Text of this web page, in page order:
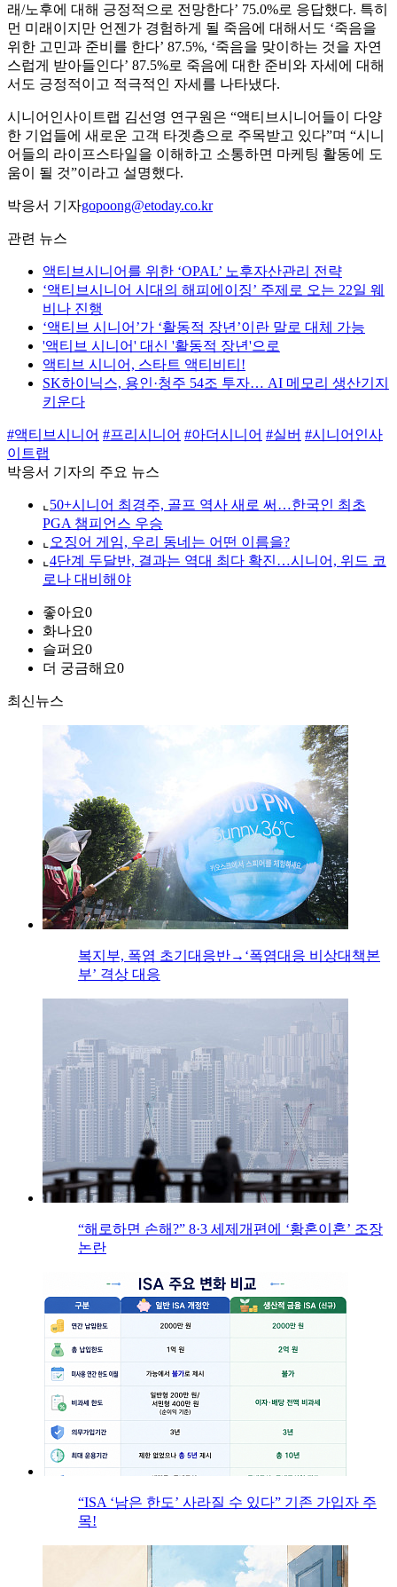
래/노후에 대해 긍정적으로 전망한다’ 75.0%로 응답했다. 특히
먼 미래이지만 언젠가 경험하게 될 죽음에 대해서도 ‘죽음을
위한 고민과 준비를 한다’ 87.5%, ‘죽음을 맞이하는 것을 자연
스럽게 받아들인다’ 87.5%로 죽음에 대한 준비와 자세에 대해
서도 긍정적이고 적극적인 자세를 나타냈다.
시니어인사이트랩 김선영 연구원은 “액티브시니어들이 다양
한 기업들에 새로운 고객 타겟층으로 주목받고 있다”며 “시니
어들의 라이프스타일을 이해하고 소통하면 마케팅 활동에 도
움이 될 것”이라고 설명했다.
박응서 기자gopoong@etoday.co.kr
관련 뉴스
액티브시니어를 위한 ‘OPAL’ 노후자산관리 전략
‘액티브시니어 시대의 해피에이징’ 주제로 오는 22일 웨
비나 진행
‘액티브 시니어’가 ‘활동적 장년’이란 말로 대체 가능
'액티브 시니어' 대신 '활동적 장년'으로
액티브 시니어, 스타트 액티비티!
SK하이닉스, 용인·청주 54조 투자… AI 메모리 생산기지
키운다
#액티브시니어 #프리시니어 #아더시니어 #실버 #시니어인사
이트랩
박응서 기자의 주요 뉴스
⌞ 50+시니어 최경주, 골프 역사 새로 써…한국인 최초
PGA 챔피언스 우승
⌞ 오징어 게임, 우리 동네는 어떤 이름을?
⌞ 4단계 두달반, 결과는 역대 최다 확진…시니어, 위드 코
로나 대비해야
좋아요0
화나요0
슬퍼요0
더 궁금해요0
최신뉴스
복지부, 폭염 초기대응반→‘폭염대응 비상대책본
부’ 격상 대응
“해로하면 손해?” 8·3 세제개편에 ‘황혼이혼’ 조장
논란
“ISA ‘남은 한도’ 사라질 수 있다” 기존 가입자 주
목!